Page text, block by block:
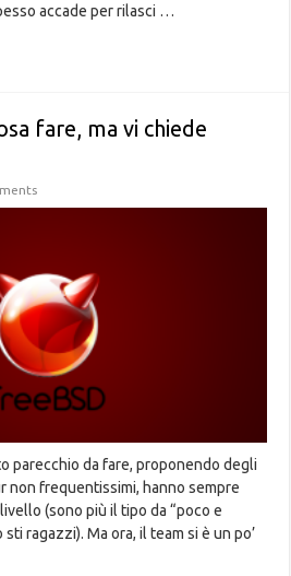
accade per rilasci …
fare, ma vi chiede
parecchio da fare, proponendo degli
non frequentissimi, hanno sempre
(sono più il tipo da “poco e
ragazzi). Ma ora, il team si è un po’